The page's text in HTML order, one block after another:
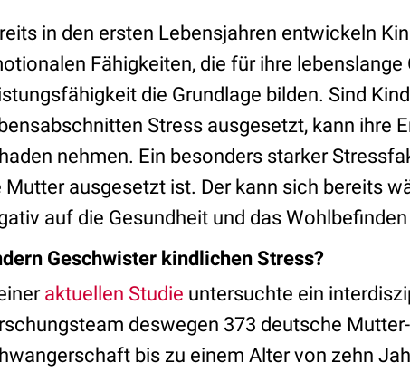
in den ersten Lebensjahren entwickeln
Fähigkeiten, die für ihre lebenslange
die Grundlage bilden. Sind
Stress ausgesetzt, kann ihre
nehmen. Ein besonders starker
Mutter ausgesetzt ist. Der kann sich bereits
auf die Gesundheit und das
Geschwister kindlichen Stress?
aktuellen Studie untersuchte ein
deswegen 373 deutsche
bis zu einem Alter von zehn